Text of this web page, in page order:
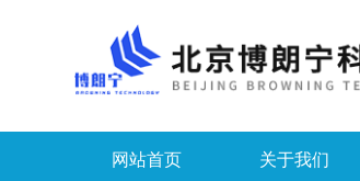
网站首页 关于我们